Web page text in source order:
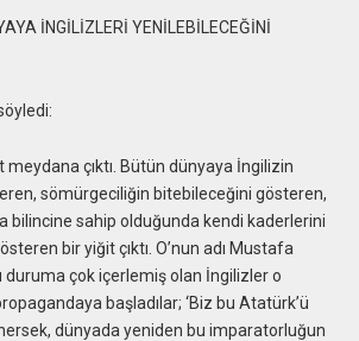
İNGİLİZLERİ YENİLEBİLECEĞİNİ
meydana çıktı. Bütün dünyaya İngilizin
sömürgeciliğin bitebileceğini gösteren,
bilincine sahip olduğunda kendi kaderlerini
bir yiğit çıktı. O’nun adı Mustafa
duruma çok içerlemiş olan İngilizler o
başladılar; ‘Biz bu Atatürk’ü
dünyada yeniden bu imparatorluğun